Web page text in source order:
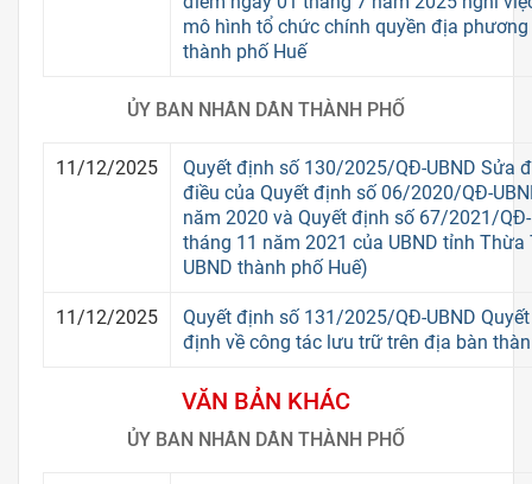
mô hình tổ chức chính quyền địa phương 02 cấp trên địa bàn
thành phố Huế
ỦY BAN NHÂN DÂN THÀNH PHỐ
11/12/2025
Quyết định số 130/2025/QĐ-UBND Sửa
điều của Quyết định số 06/2020/QĐ-
năm 2020 và Quyết định số 67/2021/
tháng 11 năm 2021 của UBND tỉnh Thừa
UBND thành phố Huế)
11/12/2025
Quyết định số 131/2025/QĐ-UBND
định về công tác lưu trữ trên địa bàn
VĂN BẢN KHÁC
ỦY BAN NHÂN DÂN THÀNH PHỐ